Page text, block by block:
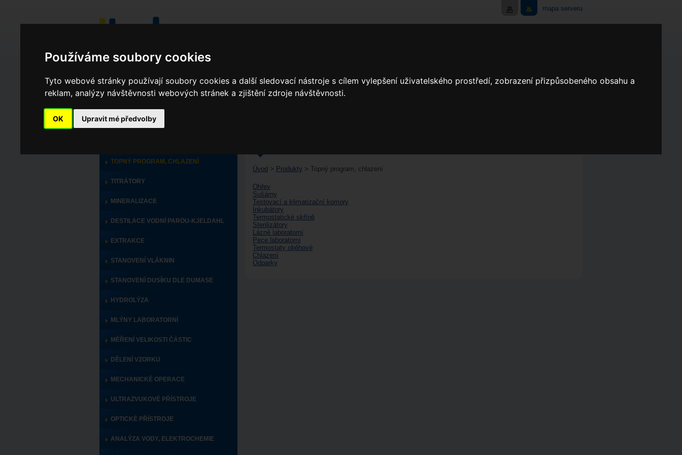
Používáme soubory cookies
Tyto webové stránky používají soubory cookies a další sledovací nástroje s cílem vylepšení uživatelského prostředí, zobrazení přizpůsobeného obsahu a
reklam, analýzy návštěvnosti webových stránek a zjištění zdroje návštěvnosti.
OK Upravit mé předvolby
mapa serveru
v celém webu
TOPNÝ PROGRAM, CHLAZENÍ
TITRÁTORY
MINERALIZACE
DESTILACE VODNÍ PAROU-KJELDAHL
EXTRAKCE
STANOVENÍ VLÁKNIN
STANOVENÍ DUSÍKU DLE DUMASE
HYDROLÝZA
MLÝNY LABORATORNÍ
MĚŘENÍ VELIKOSTI ČÁSTIC
DĚLENÍ VZORKU
MECHANICKÉ OPERACE
ULTRAZVUKOVÉ PŘÍSTROJE
OPTICKÉ PŘÍSTROJE
ANALÝZA VODY, ELEKTROCHEMIE
Úvod > Produkty > Topný program, chlazení
Ohřev
Sušárny
Testovací a klimatizační komory
Inkubátory
Termostatické skříně
Sterilizátory
Lázně laboratorní
Pece laboratorní
Termostaty oběhové
Chlazení
Odparky